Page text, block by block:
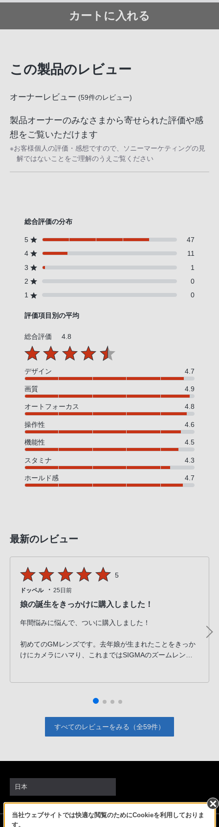
カートに入れる
この製品のレビュー
オーナーレビュー (59件のレビュー)
製品オーナーのみなさまから寄せられた評価や感
想をご覧いただけます
※お客様個人の評価・感想ですので、ソニーマーケティングの見
解ではないことをご理解のうえご覧ください
総合評価の分布
5
47
4
11
3
1
2
0
1
0
評価項目別の平均
総合評価 4.8
デザイン 4.7
画質 4.9
オートフォーカス 4.8
操作性 4.6
機能性 4.5
スタミナ 4.3
ホールド感 4.7
最新のレビュー
5
ドッペル・ 25日前
娘の誕生をきっかけに購入しました！
年間悩みに悩んで、ついに購入しました！
初めてのGMレンズです。去年娘が生まれたことをきっか
けにカメラにハマり、これまではSIGMAのズームレンズ
どうせいつか買うなら最初から良いものを選ぼうと思い、
まだ届いて2日目ですが、まず手に取った瞬間に「軽
た。
「こんな世界があったんだ」と思えるほどで、写真を撮る
のがさらに楽しくなりました。
これからは付けっぱなしで娘との思い出や家族の写真をた
すべてのレビューをみる（全59件）
当社ウェブサイトでは快適な閲覧のためにCookieを利用しておりま
す。
日本
ソニーストアでのお買い物にあたって